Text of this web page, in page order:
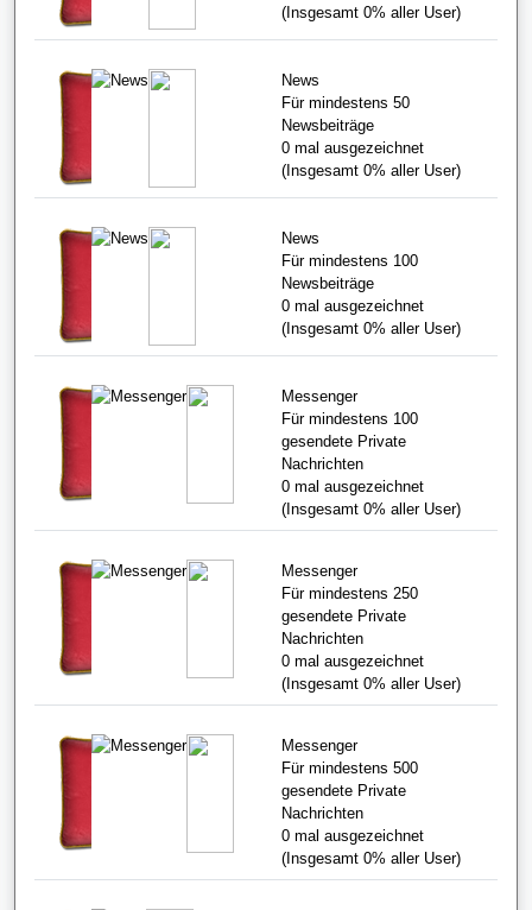
(Insgesamt 0% aller User)
News
Für mindestens 50
Newsbeiträge
0 mal ausgezeichnet
(Insgesamt 0% aller User)
News
Für mindestens 100
Newsbeiträge
0 mal ausgezeichnet
(Insgesamt 0% aller User)
Messenger
Für mindestens 100
gesendete Private
Nachrichten
0 mal ausgezeichnet
(Insgesamt 0% aller User)
Messenger
Für mindestens 250
gesendete Private
Nachrichten
0 mal ausgezeichnet
(Insgesamt 0% aller User)
Messenger
Für mindestens 500
gesendete Private
Nachrichten
0 mal ausgezeichnet
(Insgesamt 0% aller User)